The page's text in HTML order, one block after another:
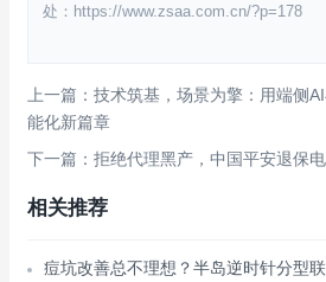
处：https://www.zsaa.com.cn/?p=178
上一篇：技术筑基，场景为擎：用端侧
能化新篇章
下一篇：拒绝代理黑产，中国平安退保
相关推荐
痘坑改善总不理想？半岛逆时针分型